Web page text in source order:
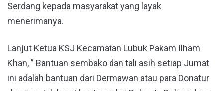
Serdang kepada masyarakat yang layak
menerimanya.
Lanjut Ketua KSJ Kecamatan Lubuk Pakam Ilham
Khan, ” Bantuan sembako dan tali asih setiap Jumat
ini adalah bantuan dari Dermawan atau para Donatur